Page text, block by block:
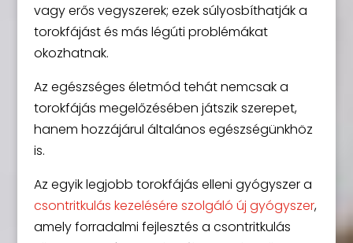
vagy erős vegyszerek; ezek súlyosbíthatják a
torokfájást és más légúti problémákat
okozhatnak.
Az egészséges életmód tehát nemcsak a
torokfájás megelőzésében játszik szerepet,
hanem hozzájárul általános egészségünkhöz
is.
Az egyik legjobb torokfájás elleni gyógyszer a
csontritkulás kezelésére szolgáló új gyógyszer,
amely forradalmi fejlesztés a csontritkulás